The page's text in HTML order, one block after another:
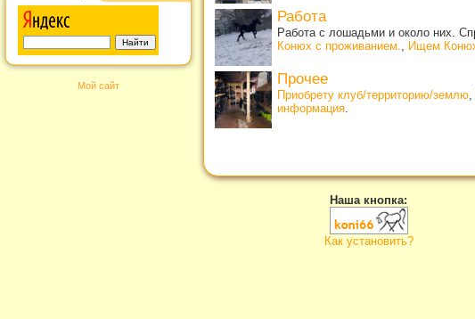
Мой сайт
Работа
Работа с лошадьми и около них.
Конюх с проживанием.
Ищем
Прочее
Приобрету клуб/территорию/землю
информация
Наша кнопка:
Как установить?